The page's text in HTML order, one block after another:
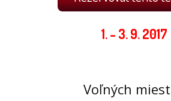
1. - 3. 9. 2017
Voľných